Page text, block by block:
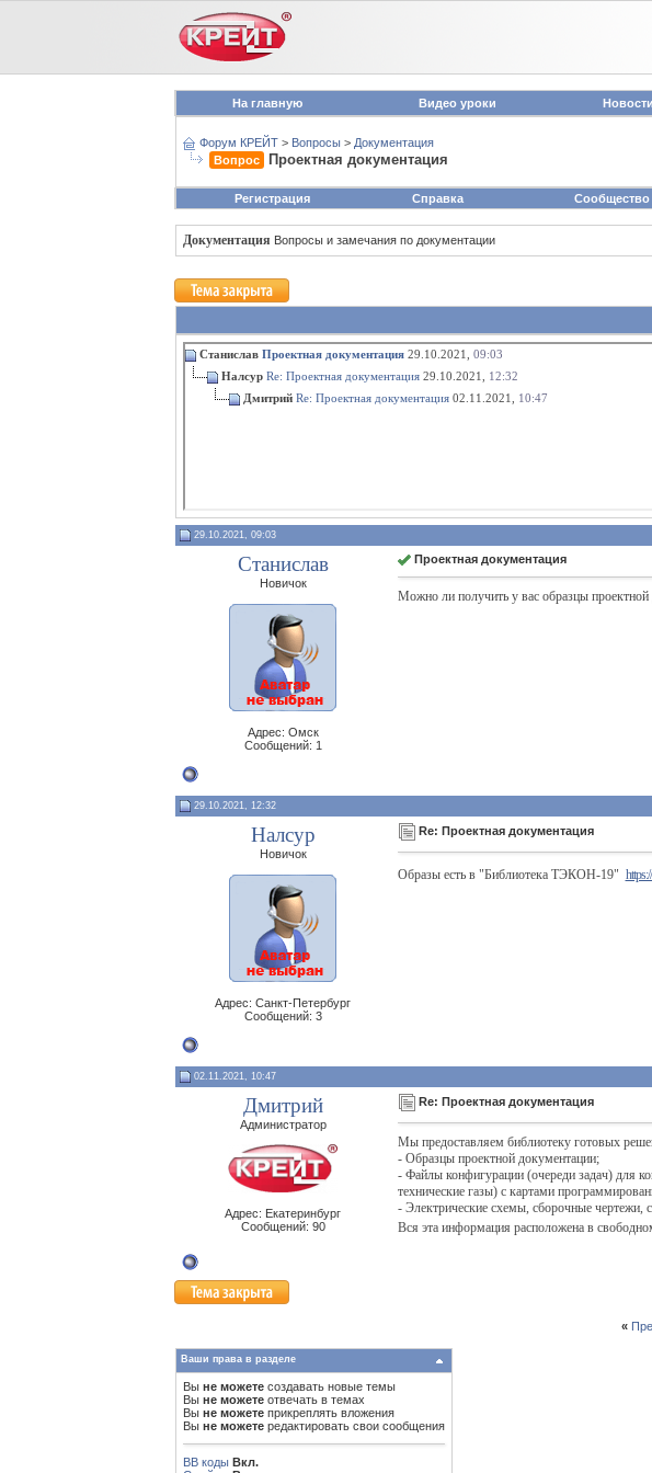
На главную Видео уроки Новости
Форум КРЕЙТ > Вопросы > Документация
Вопрос
Проектная документация
Регистрация Справка Сообщество
Документация Вопросы и замечания по документации
Станислав Проектная документация29.10.2021, 09:03
Налсур Re: Проектная документация29.10.2021,
12:32
Дмитрий Re: Проектная документация02.11.2021, 10:47
29.10.2021, 09:03
Станислав
Новичок
Адрес: Омск
Сообщений: 1
Проектная документация
Можно ли получить у вас образцы проектной
29.10.2021, 12:32
Налсур
Новичок
Адрес: Санкт-Петербург
Сообщений: 3
Re: Проектная документация
Образы есть в "Библиотека ТЭКОН-19"
02.11.2021, 10:47
Дмитрий
Администратор
Адрес: Екатеринбург
Сообщений: 90
Re: Проектная документация
Мы предоставляем библиотеку готовых
- Образцы проектной документации;
- Файлы конфигурации (очереди задач) для
технические газы) с картами
- Электрические схемы, сборочные
Вся эта информация расположена в
«
Ваши права в разделе
Вы не можетесоздавать новые темы
Вы не можетеотвечать в темах
Вы не можетеприкреплять вложения
Вы не можетередактировать свои сообщения
BB коды Вкл.